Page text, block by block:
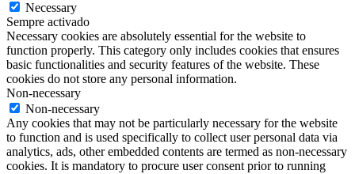
Necessary
Sempre activado
Necessary cookies are absolutely essential for the website to
function properly. This category only includes cookies that ensures
basic functionalities and security features of the website. These
cookies do not store any personal information.
Non-necessary
Non-necessary
Any cookies that may not be particularly necessary for the website
to function and is used specifically to collect user personal data via
analytics, ads, other embedded contents are termed as non-necessary
cookies. It is mandatory to procure user consent prior to running